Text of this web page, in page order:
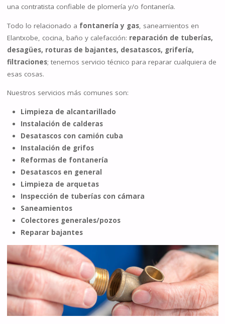
una contratista confiable de plomería y/o fontanería.
Todo lo relacionado a fontanería y gas, saneamientos en
Elantxobe, cocina, baño y calefacción: reparación de tuberías,
desagües, roturas de bajantes, desatascos, grifería,
filtraciones; tenemos servicio técnico para reparar cualquiera de
esas cosas.
Nuestros servicios más comunes son:
Limpieza de alcantarillado
Instalación de calderas
Desatascos con camión cuba
Instalación de grifos
Reformas de fontanería
Desatascos en general
Limpieza de arquetas
Inspección de tuberías con cámara
Saneamientos
Colectores generales/pozos
Reparar bajantes